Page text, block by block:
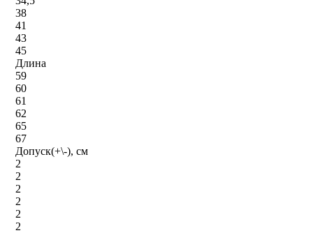
38
41
43
45
Длина
59
60
61
62
65
67
Допуск(+\-), см
2
2
2
2
2
2